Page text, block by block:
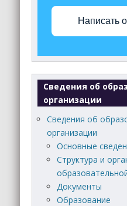
Написать
Сведения об
организации
Сведения об
организации
Основные
Структура и
Документы
Образование